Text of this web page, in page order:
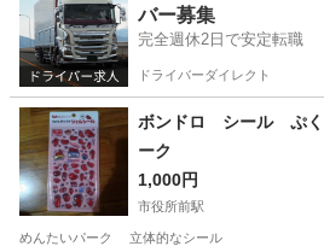
バー募集
完全週休2日で安定転職
ドライバーダイレクト
ボンドロ シール ぷ
ーク
1,000円
市役所前駅
めんたいパーク 立体的なシール